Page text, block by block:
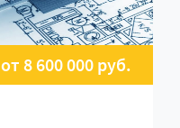
от 8 600 000 руб.